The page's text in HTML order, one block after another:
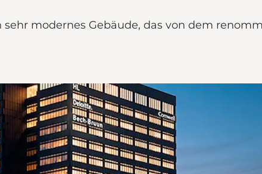
modernes Gebäude, das von dem